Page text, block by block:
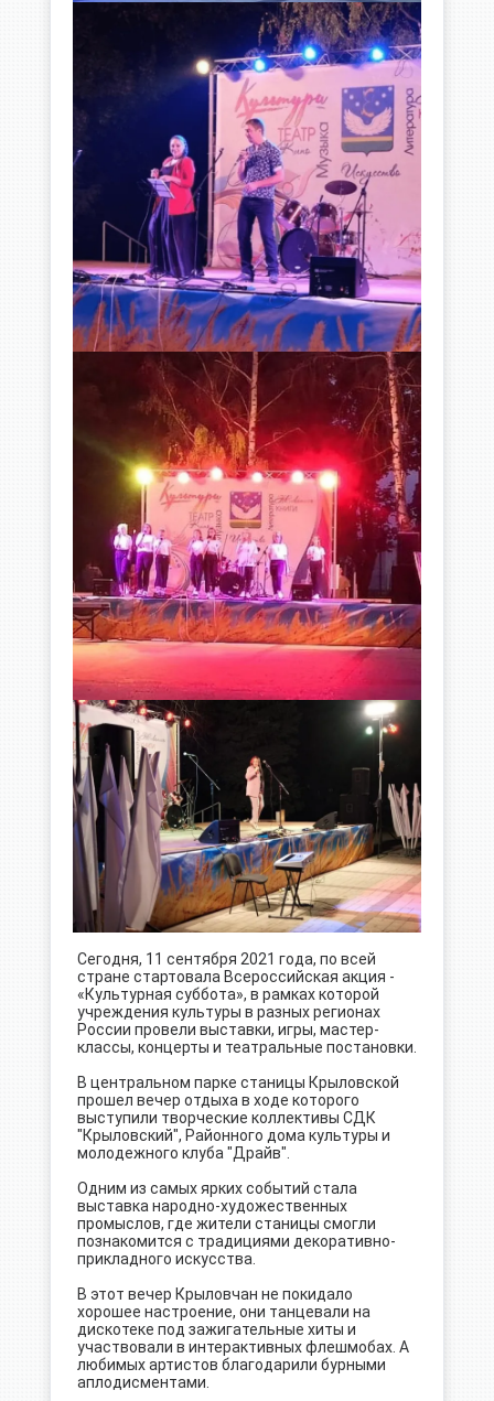
Сегодня, 11 сентября 2021 года, по всей
стране стартовала Всероссийская акция -
«Культурная суббота», в рамках которой
учреждения культуры в разных регионах
России провели выставки, игры, мастер-
классы, концерты и театральные постановки.
В центральном парке станицы Крыловской
прошел вечер отдыха в ходе которого
выступили творческие коллективы СДК
"Крыловский", Районного дома культуры и
молодежного клуба "Драйв".
Одним из самых ярких событий стала
выставка народно-художественных
промыслов, где жители станицы смогли
познакомится с традициями декоративно-
прикладного искусства.
В этот вечер Крыловчан не покидало
хорошее настроение, они танцевали на
дискотеке под зажигательные хиты и
участвовали в интерактивных флешмобах. А
любимых артистов благодарили бурными
аплодисментами.